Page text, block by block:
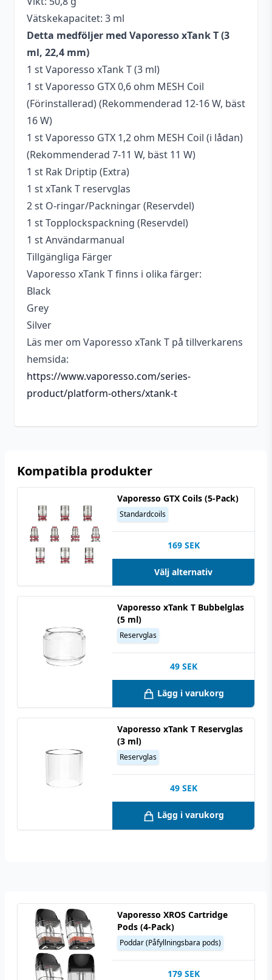
Vätskekapacitet: 3 ml
Detta medföljer med Vaporesso xTank T (3
ml, 22,4 mm)
1 st Vaporesso xTank T (3 ml)
1 st Vaporesso GTX 0,6 ohm MESH Coil
(Förinstallerad) (Rekommenderad 12-16 W, bäst
16 W)
1 st Vaporesso GTX 1,2 ohm MESH Coil (i lådan)
(Rekommenderad 7-11 W, bäst 11 W)
1 st Rak Driptip (Extra)
1 st xTank T reservglas
2 st O-ringar/Packningar (Reservdel)
1 st Topplockspackning (Reservdel)
1 st Användarmanual
Tillgängliga Färger
Vaporesso xTank T finns i olika färger:
Black
Grey
Silver
Läs mer om Vaporesso xTank T på tillverkarens
hemsida:
https://www.vaporesso.com/series-
product/platform-others/xtank-t
Kompatibla produkter
Vaporesso GTX Coils (5-Pack)
Standardcoils
169 SEK
Välj alternativ
Vaporesso xTank T Bubbelglas
(5 ml)
Reservglas
49 SEK
Lägg i varukorg
Vaporesso xTank T Reservglas
(3 ml)
Reservglas
49 SEK
Lägg i varukorg
Vaporesso XROS Cartridge
Pods (4-Pack)
Poddar (Påfyllningsbara pods)
179 SEK